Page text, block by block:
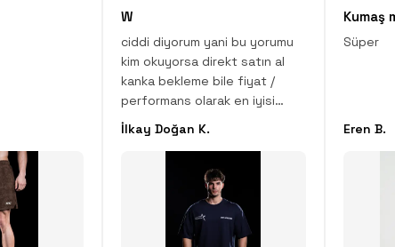
W
ciddi diyorum yani bu yorumu
kim okuyorsa direkt satın al
kanka bekleme bile fiyat /
performans olarak en iyisi
sana ciddi diyorum bir çok
spor markasının ürününü
kaliteli yapanı görmedim hatta
git ve diğerleri bak kimse
kumaş içeriklerini bu kadar
detaylı vermezler çünkü
İlkay Doğan K.
Kumaş
Süper
Eren B.